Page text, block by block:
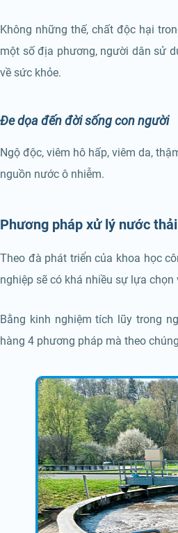
Không những thế, chất độc hại
một số địa phương, người dân sử
về sức khỏe.
Đe dọa đến đời sống con người
Ngộ độc, viêm hô hấp, viêm da,
nguồn nước ô nhiễm.
Phương pháp xử lý nước
Theo đà phát triển của khoa học
nghiệp sẽ có khá nhiều sự lựa
Bằng kinh nghiệm tích lũy trong
hàng 4 phương pháp mà theo